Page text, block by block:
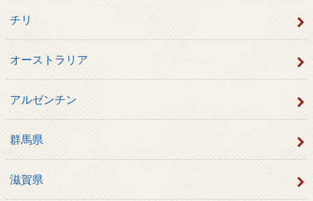
チリ
オーストラリア
アルゼンチン
群馬県
滋賀県